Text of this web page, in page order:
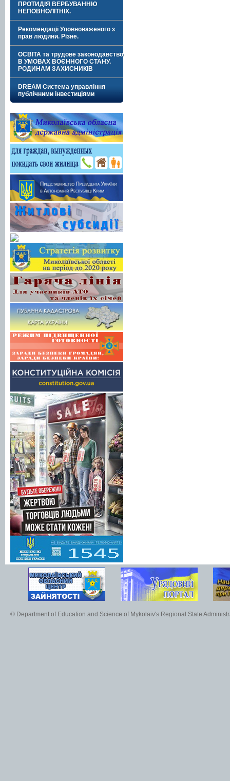
ПРОТИДІЯ ВЕРБУВАННЮ
НЕПОВНОЛІТНІХ.
Рекомендації Уповноваженого з
прав людини. Різне.
ОСВІТА та трудове законодавство
В УМОВАХ ВОЄННОГО СТАНУ.
РОДИНАМ ЗАХИСНИКІВ
DREAM Система управління
публічними інвестиціями
© Department of Education and Science of Mykolaiv's Regional State